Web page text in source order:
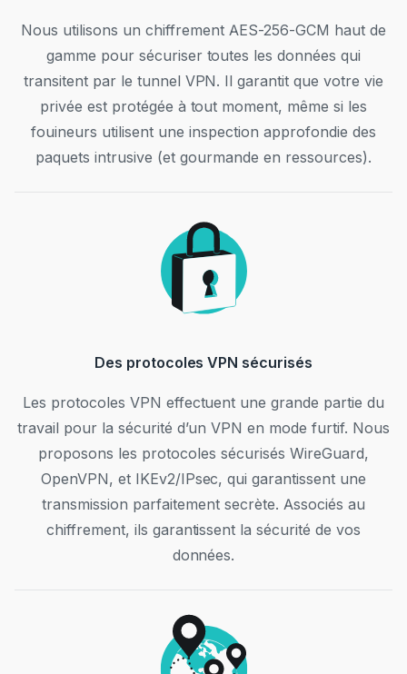
Nous utilisons un chiffrement AES-256-GCM haut de
gamme pour sécuriser toutes les données qui
transitent par le tunnel VPN. Il garantit que votre vie
privée est protégée à tout moment, même si les
fouineurs utilisent une inspection approfondie des
paquets intrusive (et gourmande en ressources).
Des protocoles VPN sécurisés
Les protocoles VPN effectuent une grande partie du
travail pour la sécurité d’un VPN en mode furtif. Nous
proposons les protocoles sécurisés WireGuard,
OpenVPN, et IKEv2/IPsec, qui garantissent une
transmission parfaitement secrète. Associés au
chiffrement, ils garantissent la sécurité de vos
données.